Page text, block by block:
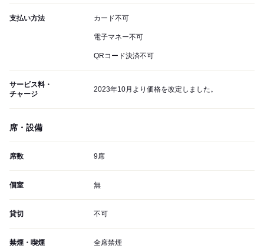
支払い方法 カード不可
電子マネー不可
QRコード決済不可
サービス料・
チャージ
2023年10月より価格を改定しました。
席・設備
席数 9席
個室 無
貸切 不可
禁煙・喫煙 全席禁煙